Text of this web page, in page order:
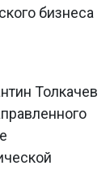
бизнеса
Толкачев